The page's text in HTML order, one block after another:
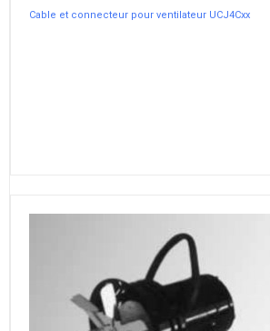
Cable et connecteur pour ventilateur UCJ4Cxx